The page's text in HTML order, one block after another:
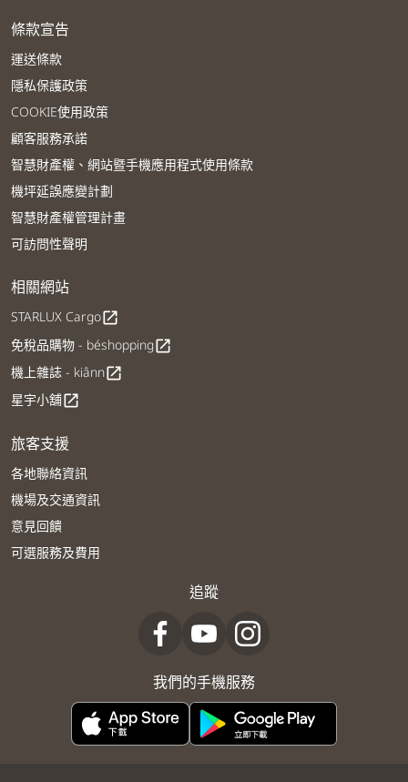
條款宣告
運送條款
隱私保護政策
COOKIE使用政策
顧客服務承諾
智慧財產權、網站暨手機應用程式使用條款
機坪延誤應變計劃
智慧財產權管理計畫
可訪問性聲明
相關網站
STARLUX Cargoopen_in_new
免稅品購物 - béshoppingopen_in_new
機上雜誌 - kiânnopen_in_new
星宇小舖open_in_new
旅客支援
各地聯絡資訊
機場及交通資訊
意見回饋
可選服務及費用
追蹤
我們的手機服務